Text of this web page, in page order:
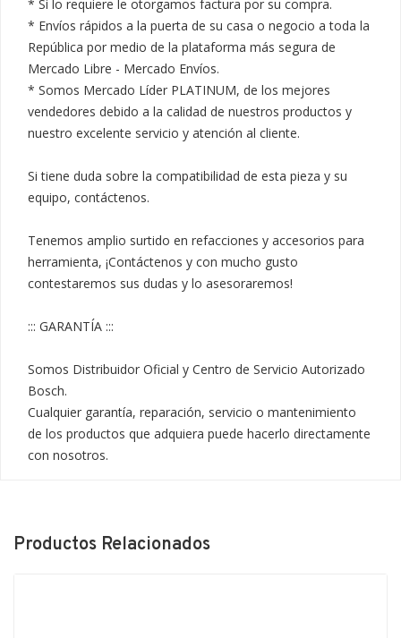
* Si lo requiere le otorgamos factura por su compra.
* Envíos rápidos a la puerta de su casa o negocio a toda la
República por medio de la plataforma más segura de
Mercado Libre - Mercado Envíos.
* Somos Mercado Líder PLATINUM, de los mejores
vendedores debido a la calidad de nuestros productos y
nuestro excelente servicio y atención al cliente.
Si tiene duda sobre la compatibilidad de esta pieza y su
equipo, contáctenos.
Tenemos amplio surtido en refacciones y accesorios para
herramienta, ¡Contáctenos y con mucho gusto
contestaremos sus dudas y lo asesoraremos!
::: GARANTÍA :::
Somos Distribuidor Oficial y Centro de Servicio Autorizado
Bosch.
Cualquier garantía, reparación, servicio o mantenimiento
de los productos que adquiera puede hacerlo directamente
con nosotros.
Productos Relacionados